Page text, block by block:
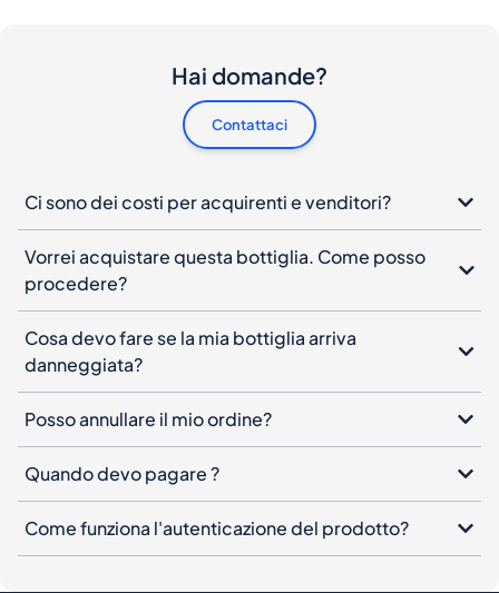
Hai domande?
Contattaci
Ci sono dei costi per acquirenti e venditori?
Vorrei acquistare questa bottiglia. Come posso
procedere?
Cosa devo fare se la mia bottiglia arriva
danneggiata?
Posso annullare il mio ordine?
Quando devo pagare ?
Come funziona l'autenticazione del prodotto?